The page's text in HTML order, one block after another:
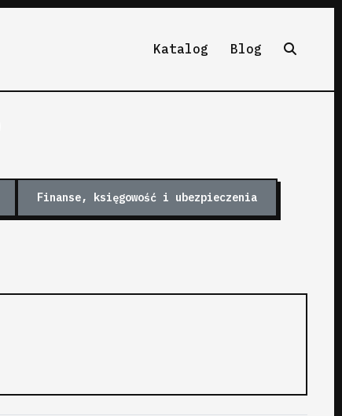
Katalog Blog
Finanse, księgowość i ubezpieczenia